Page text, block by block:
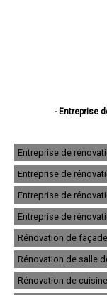
- Entreprise
- Entreprise de
- Entreprise
- Entreprise de
- Entreprise
- Entreprise
- Entreprise
- Entreprise
- Entreprise
- Entreprise
- Entreprise de
- Entreprise
- Entreprise de
Entreprise de
Entreprise de
Entreprise de
Entreprise de
Rénovation de
Rénovation de salle
Rénovation de